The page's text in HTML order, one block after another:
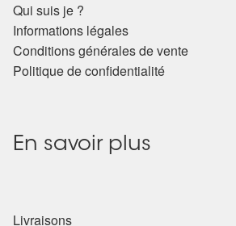
Sels de bain
Encens
Cadeaux de naissance
Qui suis je ?
Informations légales
Conditions générales de vente
Politique de confidentialité
En savoir plus
Livraisons